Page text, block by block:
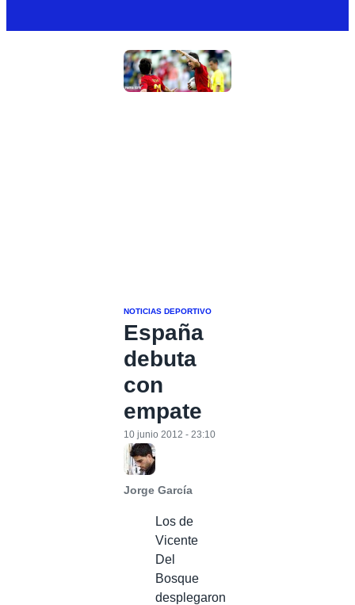
NOTICIAS DEPORTIVO
España
debuta
con
empate
Jorge García
10 junio 2012 - 23:10
Los de
Vicente
Del
Bosque
desplegaron